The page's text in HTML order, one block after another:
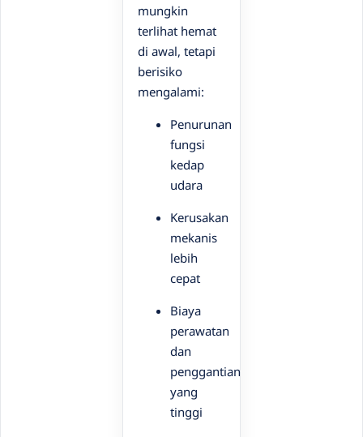
mungkin
terlihat hemat
di awal, tetapi
berisiko
mengalami:
Penurunan
fungsi
kedap
udara
Kerusakan
mekanis
lebih
cepat
Biaya
perawatan
dan
penggantian
yang
tinggi